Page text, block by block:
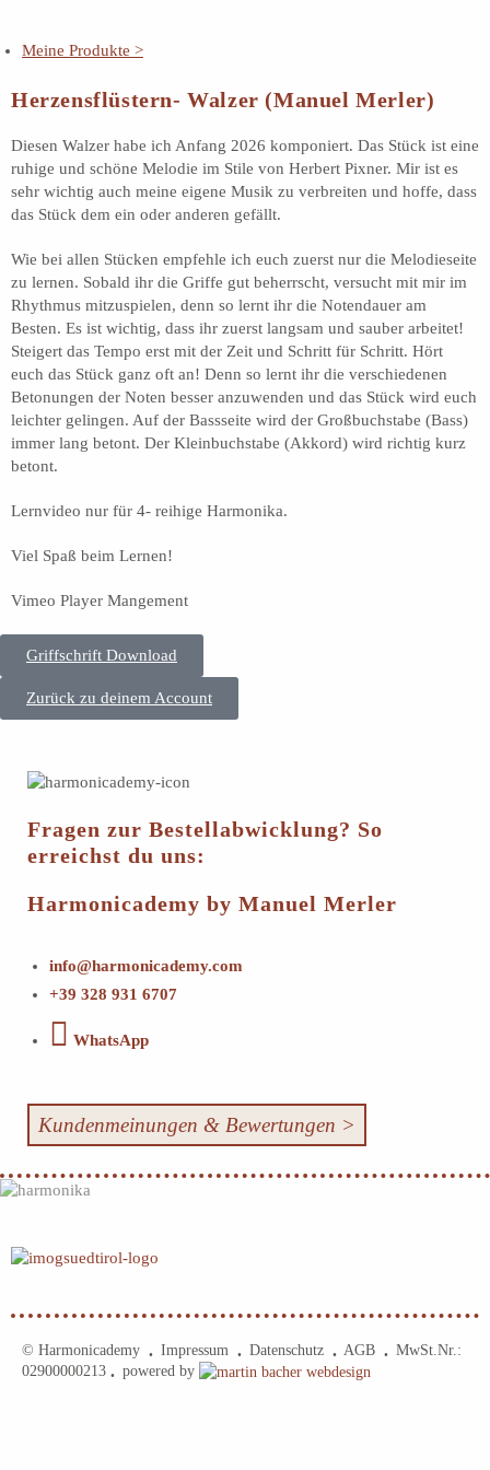
Meine Produkte >
Herzensflüstern- Walzer (Manuel Merler)
Diesen Walzer habe ich Anfang 2026 komponiert. Das Stück ist eine
ruhige und schöne Melodie im Stile von Herbert Pixner. Mir ist es
sehr wichtig auch meine eigene Musik zu verbreiten und hoffe, dass
das Stück dem ein oder anderen gefällt.
Wie bei allen Stücken empfehle ich euch zuerst nur die Melodieseite
zu lernen. Sobald ihr die Griffe gut beherrscht, versucht mit mir im
Rhythmus mitzuspielen, denn so lernt ihr die Notendauer am
Besten. Es ist wichtig, dass ihr zuerst langsam und sauber arbeitet!
Steigert das Tempo erst mit der Zeit und Schritt für Schritt. Hört
euch das Stück ganz oft an! Denn so lernt ihr die verschiedenen
Betonungen der Noten besser anzuwenden und das Stück wird euch
leichter gelingen. Auf der Bassseite wird der Großbuchstabe (Bass)
immer lang betont. Der Kleinbuchstabe (Akkord) wird richtig kurz
betont.
Lernvideo nur für 4- reihige Harmonika.
Viel Spaß beim Lernen!
Vimeo Player Mangement
Griffschrift Download
Zurück zu deinem Account
Fragen zur Bestellabwicklung? So
erreichst du uns:
Harmonicademy by Manuel Merler
info@harmonicademy.com
+39 328 931 6707
WhatsApp
Kundenmeinungen & Bewertungen >
© Harmonicademy • Impressum • Datenschutz • AGB •
MwSt.Nr.:
02900000213 • powered by